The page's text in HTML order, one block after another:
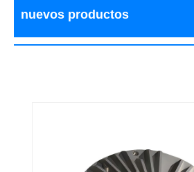
nuevos productos